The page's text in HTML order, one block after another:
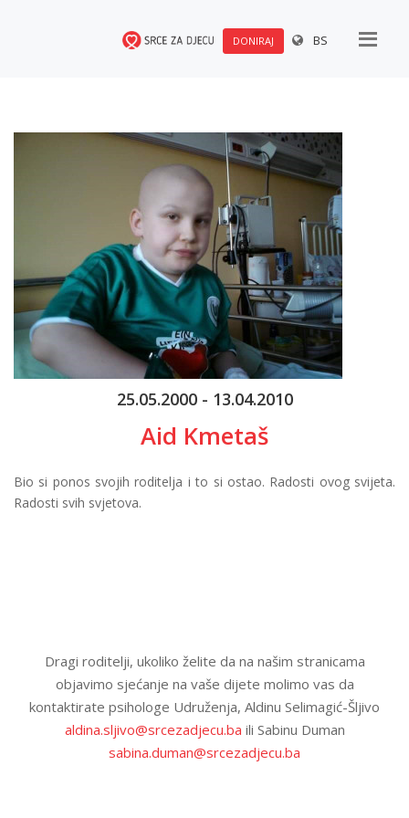
DONIRAJ BS
25.05.2000 - 13.04.2010
Aid Kmetaš
Bio si ponos svojih roditelja i to si ostao. Radosti ovog svijeta.
Radosti svih svjetova.
Dragi roditelji, ukoliko želite da na našim stranicama
objavimo sjećanje na vaše dijete molimo vas da
kontaktirate psihologe Udruženja, Aldinu Selimagić-Šljivo
aldina.sljivo@srcezadjecu.ba ili Sabinu Duman
sabina.duman@srcezadjecu.ba